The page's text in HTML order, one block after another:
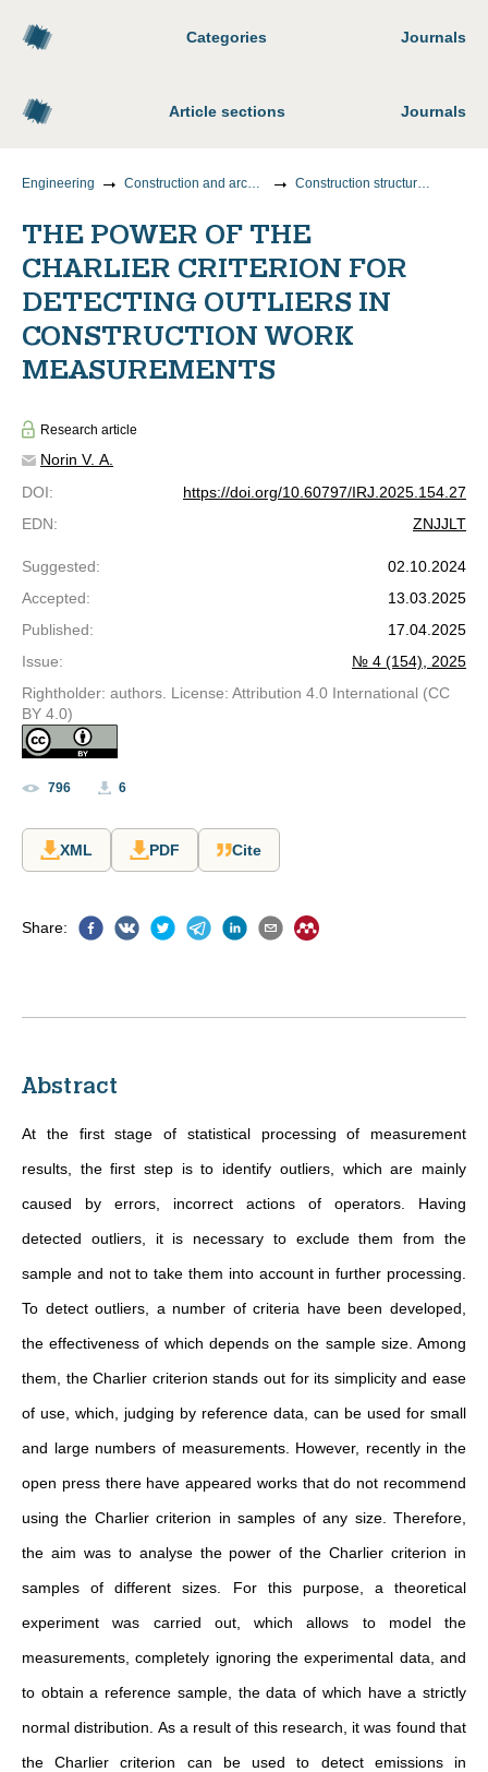
Categories Journals
Article sections Journals
Engineering Construction and architecture Construction structures, buildings and structures
THE POWER OF THE
CHARLIER CRITERION FOR
DETECTING OUTLIERS IN
CONSTRUCTION WORK
MEASUREMENTS
Research article
Norin V. A.
DOI:
https://doi.org/10.60797/IRJ.2025.154.27
EDN: ZNJJLT
Suggested:
02.10.2024
Accepted:
13.03.2025
Published:
17.04.2025
Issue:
№ 4 (154), 2025
Rightholder: authors. License: Attribution 4.0 International (CC
BY 4.0)
796 6
XML PDF Cite
Share:
Abstract
At the first stage of statistical processing of measurement
results, the first step is to identify outliers, which are mainly
caused by errors, incorrect actions of operators. Having
detected outliers, it is necessary to exclude them from the
sample and not to take them into account in further processing.
To detect outliers, a number of criteria have been developed,
the effectiveness of which depends on the sample size. Among
them, the Charlier criterion stands out for its simplicity and ease
of use, which, judging by reference data, can be used for small
and large numbers of measurements. However, recently in the
open press there have appeared works that do not recommend
using the Charlier criterion in samples of any size. Therefore,
the aim was to analyse the power of the Charlier criterion in
samples of different sizes. For this purpose, a theoretical
experiment was carried out, which allows to model the
measurements, completely ignoring the experimental data, and
to obtain a reference sample, the data of which have a strictly
normal distribution. As a result of this research, it was found that
the Charlier criterion can be used to detect emissions in